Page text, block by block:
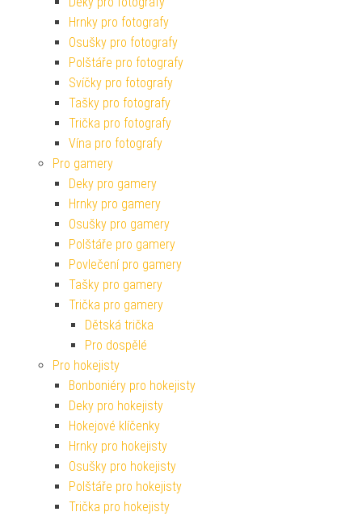
Hrnky pro fotografy
Osušky pro fotografy
Polštáře pro fotografy
Svíčky pro fotografy
Tašky pro fotografy
Trička pro fotografy
Vína pro fotografy
Pro gamery
Deky pro gamery
Hrnky pro gamery
Osušky pro gamery
Polštáře pro gamery
Povlečení pro gamery
Tašky pro gamery
Trička pro gamery
Dětská trička
Pro dospělé
Pro hokejisty
Bonboniéry pro hokejisty
Deky pro hokejisty
Hokejové klíčenky
Hrnky pro hokejisty
Osušky pro hokejisty
Polštáře pro hokejisty
Trička pro hokejisty